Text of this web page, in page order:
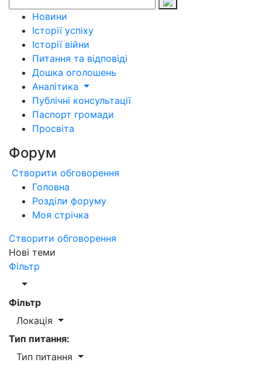
Новини
Історії успіху
Історії війни
Питання та відповіді
Дошка оголошень
Аналітика
Публічні консультації
Паспорт громади
Просвіта
Форум
Створити обговорення
Головна
Розділи форуму
Моя стрічка
Створити обговорення
Нові теми
Фільтр
Фільтр
Локація
Тип питання:
Тип питання